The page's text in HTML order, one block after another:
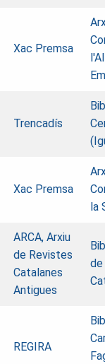
Xac Premsa
Trencadís
Xac Premsa
la
ARCA, Arxiu
de Revistes
Catalanes
Antigues
de
REGIRA